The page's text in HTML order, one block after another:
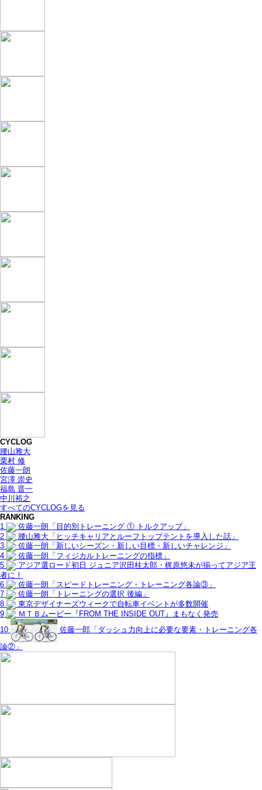
CYCLOG
腰山雅大
栗村 修
佐藤一朗
宮澤 崇史
福島 晋一
中川裕之
すべてのCYCLOGを見る
RANKING
1
佐藤一朗「目的別トレーニング ① トルクアップ」
2
腰山雅大「ヒッチキャリアとルーフトップテントを導入した話」
3
佐藤一朗「新しいシーズン・新しい目標・新しいチャレンジ」
4
佐藤一朗「フィジカルトレーニングの指標」
5
アジア選ロード初日 ジュニア沢田桂太郎・梶原悠未が揃ってアジア王
者に！
6
佐藤一朗「スピードトレーニング・トレーニング各論③」
7
佐藤一朗「トレーニングの選択 後編」
8
東京デザイナーズウィークで自転車イベントが多数開催
9
ＭＴＢムービー『FROM THE INSIDE OUT』まもなく発売
10
佐藤一郎「ダッシュ力向上に必要な要素・トレーニング各
論②」